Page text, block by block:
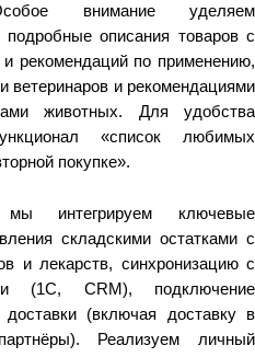
внимание уделяем
описания товаров с
и рекомендаций по применению,
ветеринаров и рекомендациями
животных. Для удобства
«список любимых
покупке».
интегрируем ключевые
складскими остатками с
и лекарств, синхронизацию с
(1С, CRM), подключение
(включая доставку в
Реализуем личный